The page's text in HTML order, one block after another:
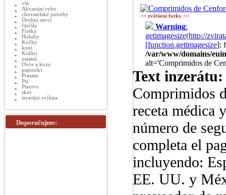
>> zvětšení fotky <<
Warning:
getimagesize(http://
[function.getimagesize]:
/var/www/domains/
alt='Comprimidos de
Text inzerátu:
Comprimidos
receta médica
número de
completa el
incluyendo:
EE. UU. y
vše
Akvarijní ryby
chovatelské potreby
Drobní savci
činčila
Fretka
Holuby
Kočky
koni
Králici
ostatní
Ovce a kozy
papoušci
Prasata
Psi
Ptactvo
skot
terarijni zvížata
Doporučujme: